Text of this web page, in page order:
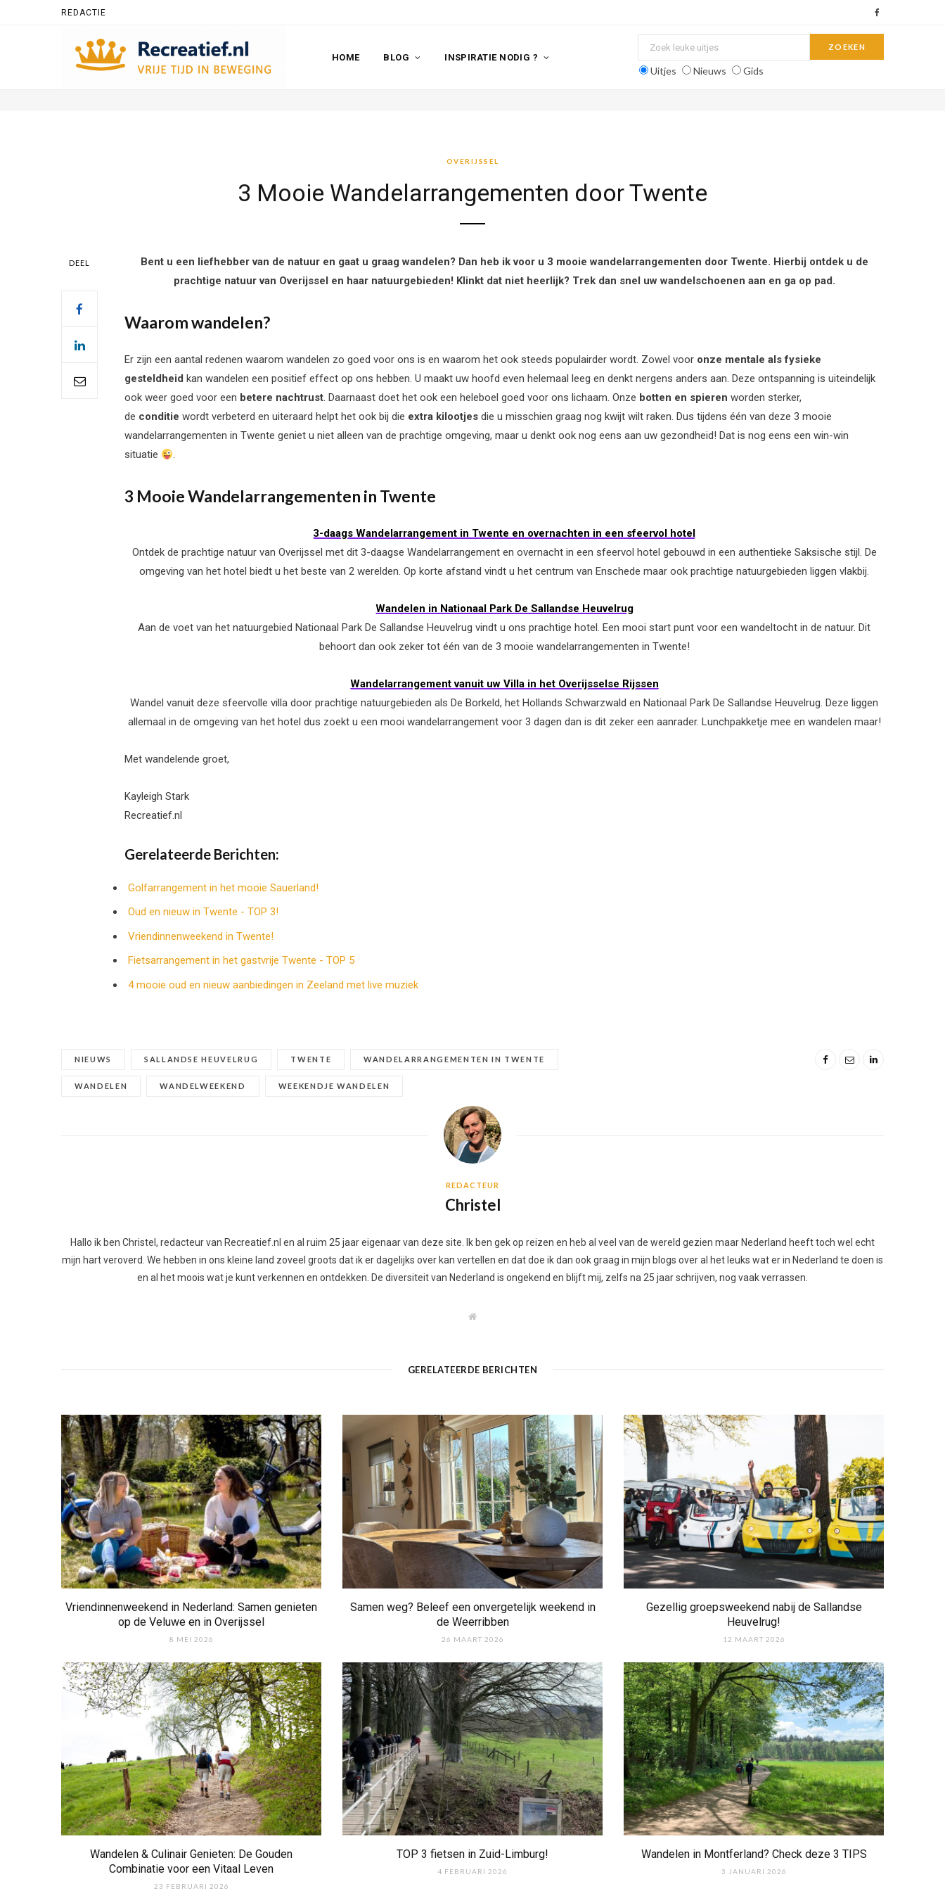
REDACTIE
c
HOME BLOG INSPIRATIE NODIG ?
Uitjes Nieuws Gids
OVERIJSSEL
3 Mooie Wandelarrangementen door Twente
DEEL
Bent u een liefhebber van de natuur en gaat u graag wandelen? Dan heb ik voor u 3 mooie wandelarrangementen door Twente. Hierbij ontdek u de
prachtige natuur van Overijssel en haar natuurgebieden! Klinkt dat niet heerlijk? Trek dan snel uw wandelschoenen aan en ga op pad.
Waarom wandelen?
Er zijn een aantal redenen waarom wandelen zo goed voor ons is en waarom het ook steeds populairder wordt. Zowel voor onze mentale als fysieke
gesteldheid kan wandelen een positief effect op ons hebben. U maakt uw hoofd even helemaal leeg en denkt nergens anders aan. Deze ontspanning is uiteindelijk
ook weer goed voor een betere nachtrust. Daarnaast doet het ook een heleboel goed voor ons lichaam. Onze botten en spieren worden sterker,
de conditie wordt verbeterd en uiteraard helpt het ook bij die extra kilootjes die u misschien graag nog kwijt wilt raken. Dus tijdens één van deze 3 mooie
wandelarrangementen in Twente geniet u niet alleen van de prachtige omgeving, maar u denkt ook nog eens aan uw gezondheid! Dat is nog eens een win-win
situatie
.
3 Mooie Wandelarrangementen in Twente
3-daags Wandelarrangement in Twente en overnachten in een sfeervol hotel
Ontdek de prachtige natuur van Overijssel met dit 3-daagse Wandelarrangement en overnacht in een sfeervol hotel gebouwd in een authentieke Saksische stijl. De
omgeving van het hotel biedt u het beste van 2 werelden. Op korte afstand vindt u het centrum van Enschede maar ook prachtige natuurgebieden liggen vlakbij.
Wandelen in Nationaal Park De Sallandse Heuvelrug
Aan de voet van het natuurgebied Nationaal Park De Sallandse Heuvelrug vindt u ons prachtige hotel. Een mooi start punt voor een wandeltocht in de natuur. Dit
behoort dan ook zeker tot één van de 3 mooie wandelarrangementen in Twente!
Wandelarrangement vanuit uw Villa in het Overijsselse Rijssen
Wandel vanuit deze sfeervolle villa door prachtige natuurgebieden als De Borkeld, het Hollands Schwarzwald en Nationaal Park De Sallandse Heuvelrug. Deze liggen
allemaal in de omgeving van het hotel dus zoekt u een mooi wandelarrangement voor 3 dagen dan is dit zeker een aanrader. Lunchpakketje mee en wandelen maar!
Met wandelende groet,
Kayleigh Stark
Recreatief.nl
Gerelateerde Berichten:
Golfarrangement in het mooie Sauerland!
Oud en nieuw in Twente - TOP 3!
Vriendinnenweekend in Twente!
Fietsarrangement in het gastvrije Twente - TOP 5
4 mooie oud en nieuw aanbiedingen in Zeeland met live muziek
NIEUWS SALLANDSE HEUVELRUG TWENTE WANDELARRANGEMENTEN IN TWENTE
WANDELEN WANDELWEEKEND WEEKENDJE WANDELEN
REDACTEUR
Christel
Hallo ik ben Christel, redacteur van Recreatief.nl en al ruim 25 jaar eigenaar van deze site. Ik ben gek op reizen en heb al veel van de wereld gezien maar Nederland heeft toch wel echt
mijn hart veroverd. We hebben in ons kleine land zoveel groots dat ik er dagelijks over kan vertellen en dat doe ik dan ook graag in mijn blogs over al het leuks wat er in Nederland te doen is
en al het moois wat je kunt verkennen en ontdekken. De diversiteit van Nederland is ongekend en blijft mij, zelfs na 25 jaar schrijven, nog vaak verrassen.
W
e
GERELATEERDE BERICHTEN
Vriendinnenweekend in Nederland: Samen genieten
op de Veluwe en in Overijssel
8 MEI 2026
Samen weg? Beleef een onvergetelijk weekend in
de Weerribben
26 MAART 2026
Gezellig groepsweekend nabij de Sallandse
Heuvelrug!
12 MAART 2026
Wandelen & Culinair Genieten: De Gouden
Combinatie voor een Vitaal Leven
23 FEBRUARI 2026
TOP 3 fietsen in Zuid-Limburg!
4 FEBRUARI 2026
Wandelen in Montferland? Check deze 3 TIPS
3 JANUARI 2026